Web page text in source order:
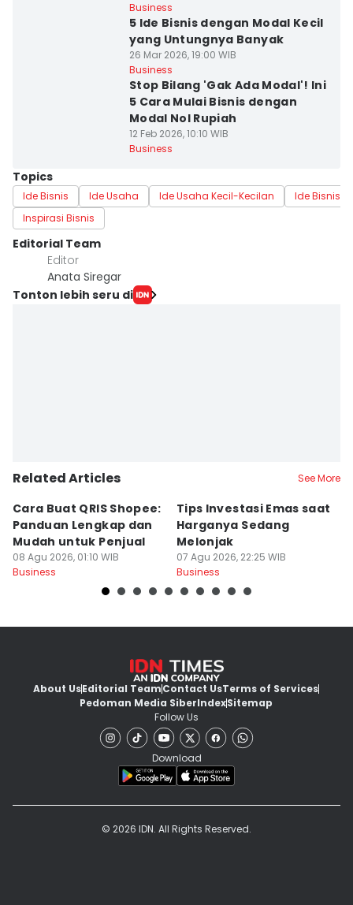
Business
5 Ide Bisnis dengan Modal Kecil
yang Untungnya Banyak
26 Mar 2026, 19:00 WIB
Business
Stop Bilang 'Gak Ada Modal'! Ini
5 Cara Mulai Bisnis dengan
Modal Nol Rupiah
12 Feb 2026, 10:10 WIB
Business
Topics
Ide Bisnis Ide Usaha Ide Usaha Kecil-Kecilan
Ide Bisnis
Inspirasi Bisnis
Editorial Team
Editor
Anata Siregar
Tonton lebih seru di
Related Articles See More
Cara Buat QRIS Shopee:
Panduan Lengkap dan
Mudah untuk Penjual
08 Agu 2026, 01:10 WIB
Business
Tips Investasi Emas saat
Harganya Sedang
Melonjak
07 Agu 2026, 22:25 WIB
Business
About UsEditorial TeamContact UsTerms of Services
Pedoman Media SiberIndexSitemap
Follow Us
Download
© 2026 IDN. All Rights Reserved.